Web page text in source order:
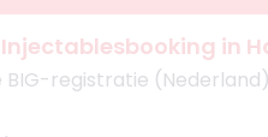
in
registratie